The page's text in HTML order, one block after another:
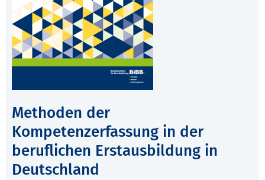
Methoden der
Kompetenzerfassung in der
beruflichen Erstausbildung in
Deutschland